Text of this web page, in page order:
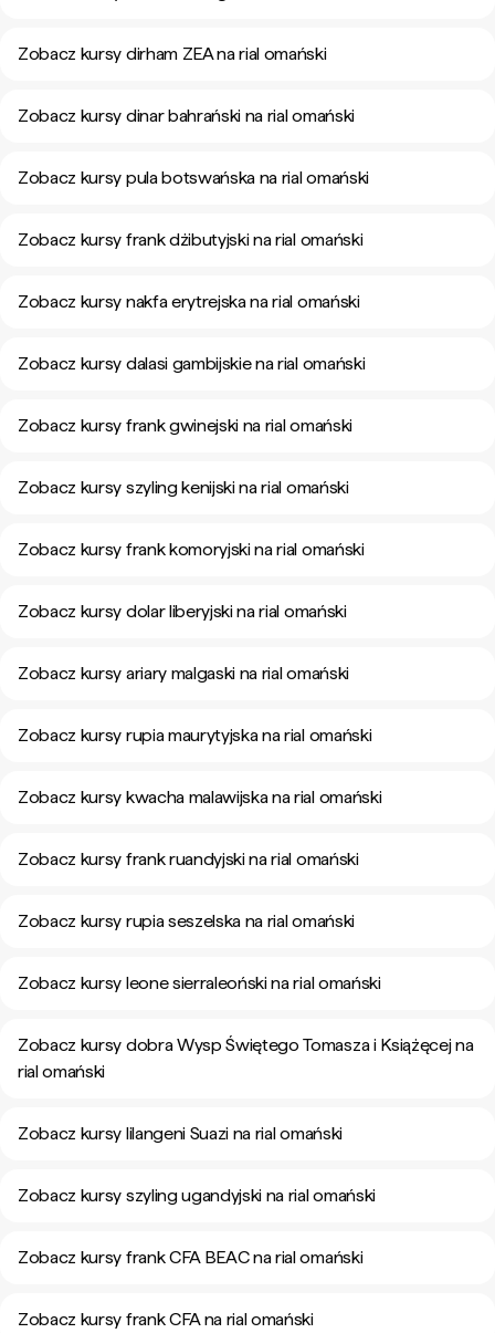
Zobacz kursy dirham ZEA na rial omański
Zobacz kursy dinar bahrański na rial omański
Zobacz kursy pula botswańska na rial omański
Zobacz kursy frank dżibutyjski na rial omański
Zobacz kursy nakfa erytrejska na rial omański
Zobacz kursy dalasi gambijskie na rial omański
Zobacz kursy frank gwinejski na rial omański
Zobacz kursy szyling kenijski na rial omański
Zobacz kursy frank komoryjski na rial omański
Zobacz kursy dolar liberyjski na rial omański
Zobacz kursy ariary malgaski na rial omański
Zobacz kursy rupia maurytyjska na rial omański
Zobacz kursy kwacha malawijska na rial omański
Zobacz kursy frank ruandyjski na rial omański
Zobacz kursy rupia seszelska na rial omański
Zobacz kursy leone sierraleoński na rial omański
Zobacz kursy dobra Wysp Świętego Tomasza i Książęcej na
rial omański
Zobacz kursy lilangeni Suazi na rial omański
Zobacz kursy szyling ugandyjski na rial omański
Zobacz kursy frank CFA BEAC na rial omański
Zobacz kursy frank CFA na rial omański